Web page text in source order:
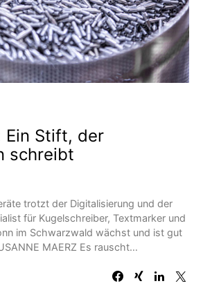
Ein Stift, der
schreibt
trotzt der Digitalisierung und der
für Kugelschreiber, Textmarker und
im Schwarzwald wächst und ist gut
MAERZ Es rauscht…